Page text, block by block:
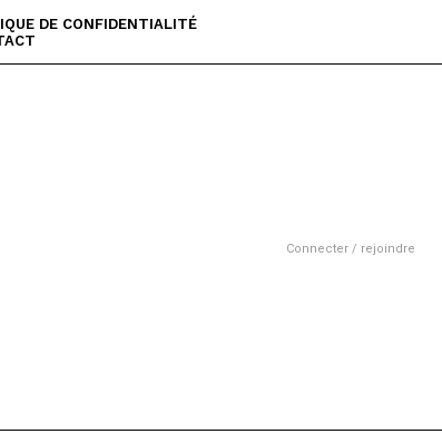
DE CONFIDENTIALITÉ
Connecter / rejoindre